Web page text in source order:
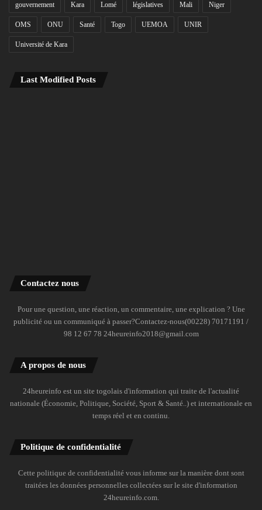
gouvernement Kara Lomé législatives Mali Niger
OMS ONU Santé Togo UEMOA UNIR
Université de Kara
Last Modified Posts
Contactez nous
Pour une question, une réaction, un commentaire, une explication ? Une
publicité ou un communiqué à passer?Contactez-nous(00228) 70171191 /
98 12 67 78 24heureinfo2018@gmail.com
A propos de nous
24heureinfo est un site togolais d'information qui traite de l'actualité
nationale (Économie, Politique, Société, Sport & Santé..) et internationale en
temps réel et en continu.
Politique de confidentialité
Cette politique de confidentialité vous informe sur la manière dont sont
traitées les données personnelles collectées sur le site d'information
24heureinfo.com.